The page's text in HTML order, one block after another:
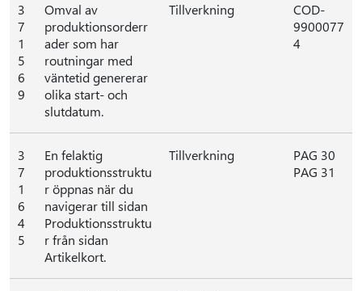
3
7
1
5
6
9
Omval av
produktionsorderr
ader som har
routningar med
väntetid genererar
olika start- och
slutdatum.
Tillverkning
COD-
9900077
4
3
7
1
6
4
5
En felaktig
produktionsstruktu
r öppnas när du
navigerar till sidan
Produktionsstruktu
r från sidan
Artikelkort.
Tillverkning
PAG 30
PAG 31